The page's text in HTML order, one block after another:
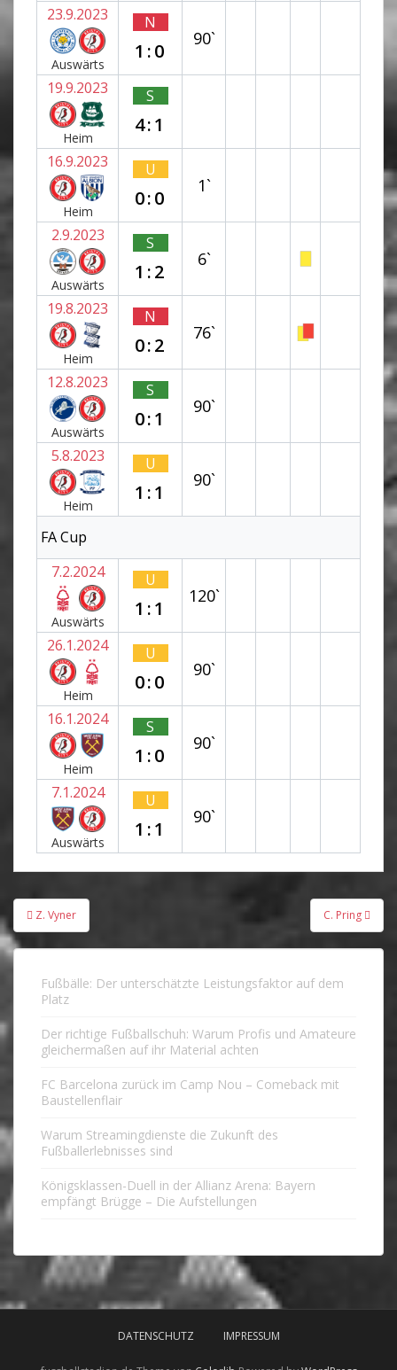
23.9.2023
Auswärts
N
1:0
90`
19.9.2023
Heim
S
4:1
16.9.2023
Heim
U
0:0
1`
2.9.2023
Auswärts
S
1:2
6`
19.8.2023
Heim
N
0:2
76`
12.8.2023
Auswärts
S
0:1
90`
5.8.2023
Heim
U
1:1
90`
FA Cup
7.2.2024
Auswärts
U
1:1
120`
26.1.2024
Heim
U
0:0
90`
16.1.2024
Heim
S
1:0
90`
7.1.2024
Auswärts
U
1:1
90`
Beitragsnavigation
Z. Vyner C. Pring
Fußbälle: Der unterschätzte Leistungsfaktor auf dem
Platz
Der richtige Fußballschuh: Warum Profis und Amateure
gleichermaßen auf ihr Material achten
FC Barcelona zurück im Camp Nou – Comeback mit
Baustellenflair
Warum Streamingdienste die Zukunft des
Fußballerlebnisses sind
Königsklassen-Duell in der Allianz Arena: Bayern
empfängt Brügge – Die Aufstellungen
DATENSCHUTZ IMPRESSUM